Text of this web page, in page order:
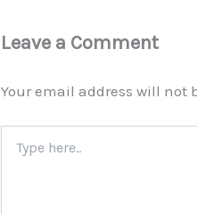
Leave a Comment
Your email address will not
here..